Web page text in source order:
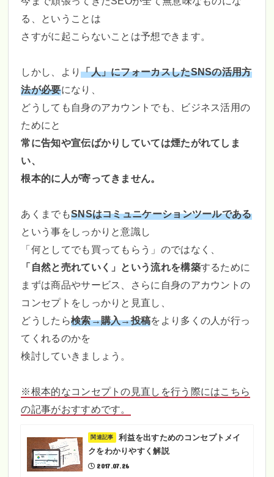
る、ということは
さすがに起こらないことは予想できます。
しかし、より「人」にフォーカスしたSNSの活用方
法が必要になり、
どうしても自身のアカウントでも、ビジネス活用の
ためにと
常に告知や宣伝ばかりしていては煙たがれてしま
い、
根本的に人が寄ってきません。
あくまでもSNSはコミュニケーションツールである
という事をしっかりと意識し
「何としてでも買ってもらう」のではなく、
「自然と売れていく」という流れを構築するために
まずは商品やサービス、さらに自身のアカウントの
コンセプトをしっかりと見直し、
どうしたら検索→購入→投稿をより多くの人が行っ
てくれるのかを
検討していきましょう。
※根本的なコンセプトの見直しを行う際にはこちら
の記事がおすすめです。
利益を出すためのコンセプトメイ
クをわかりやすく解説
2017.07.26